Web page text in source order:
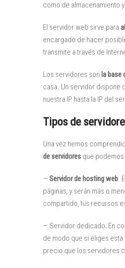
como de almacenamiento
El servidor web sirve para
encargado de hacer
transmite a través de
Los servidores son la base
casa. Un servidor dispone
nuestra IP hasta la IP del
Tipos de
Una vez hemos
de servidores que
—Servidor de hosting web.
páginas, y serán más o
compartido, tus recursos
— Servidor dedicado. En
de modo que si eliges
precio que los servidores